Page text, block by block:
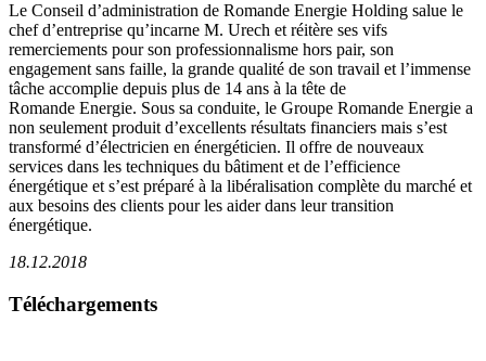
Le Conseil d’administration de Romande Energie Holding salue le
chef d’entreprise qu’incarne M. Urech et réitère ses vifs
remerciements pour son professionnalisme hors pair, son
engagement sans faille, la grande qualité de son travail et l’immense
tâche accomplie depuis plus de 14 ans à la tête de
Romande Energie. Sous sa conduite, le Groupe Romande Energie a
non seulement produit d’excellents résultats financiers mais s’est
transformé d’électricien en énergéticien. Il offre de nouveaux
services dans les techniques du bâtiment et de l’efficience
énergétique et s’est préparé à la libéralisation complète du marché et
aux besoins des clients pour les aider dans leur transition
énergétique.
18.12.2018
Téléchargements